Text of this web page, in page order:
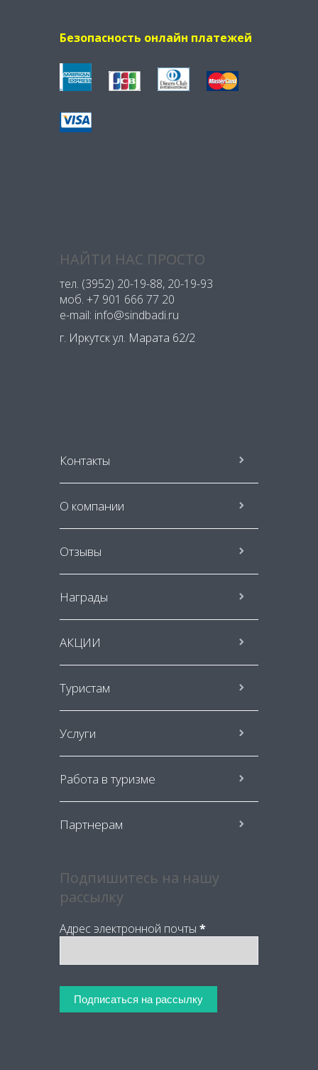
Безопасность онлайн платежей
НАЙТИ НАС ПРОСТО
тел. (3952) 20-19-88, 20-19-93
моб. +7 901 666 77 20
e-mail: info@sindbadi.ru
г. Иркутск ул. Марата 62/2
Контакты
О компании
Отзывы
Награды
АКЦИИ
Туристам
Услуги
Работа в туризме
Партнерам
Подпишитесь на нашу
рассылку
Адрес электронной почты *